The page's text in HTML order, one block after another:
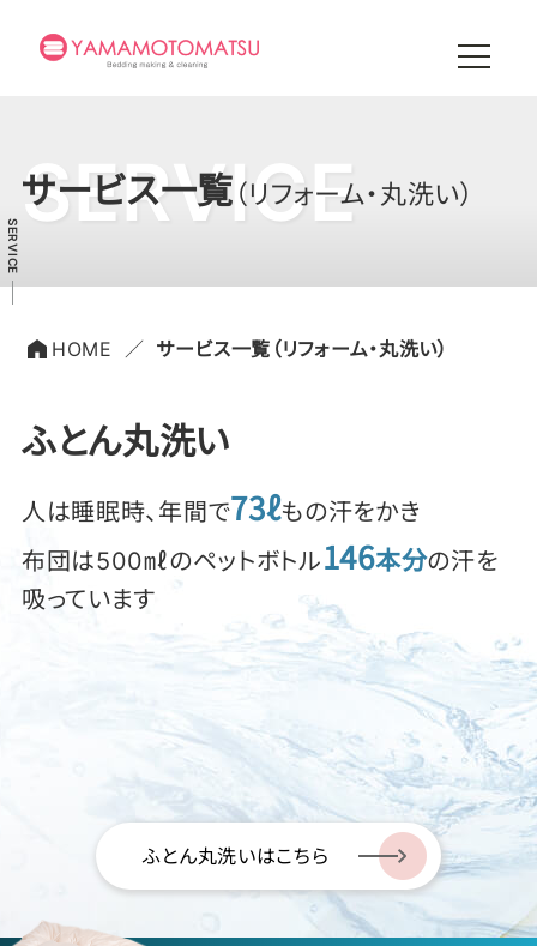
サービス一覧 （リフォーム・丸洗い）
SERVICE
HOME サービス一覧（リフォーム・丸洗い）
ふとん丸洗い
人は睡眠時、年間で73ℓもの汗をかき
布団は500㎖のペットボトル146本分の汗を
吸っています
ふとん丸洗いはこちら